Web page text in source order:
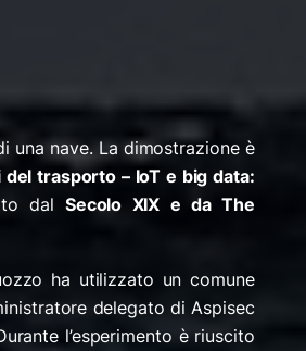
una nave. La dimostrazione è
trasporto – IoT e big data:
dal Secolo XIX e da The
ha utilizzato un comune
delegato di Aspisec
l’esperimento è riuscito